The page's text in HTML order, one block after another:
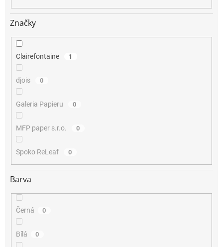
Značky
Clairefontaine 1
djois 0
Galeria Papieru 0
MFP paper s.r.o. 0
Spoko ReLeaf 0
Barva
Černá 0
Bílá 0